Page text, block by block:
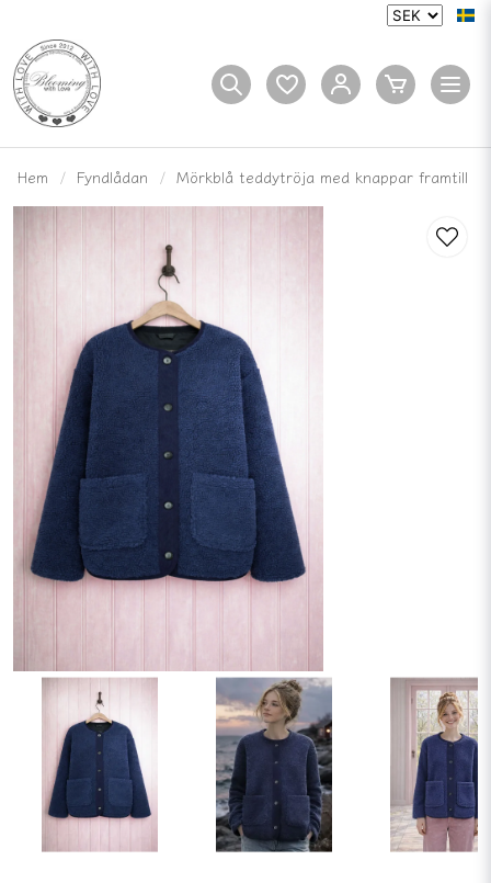
Hem Fyndlådan Mörkblå teddytröja med knappar framtill